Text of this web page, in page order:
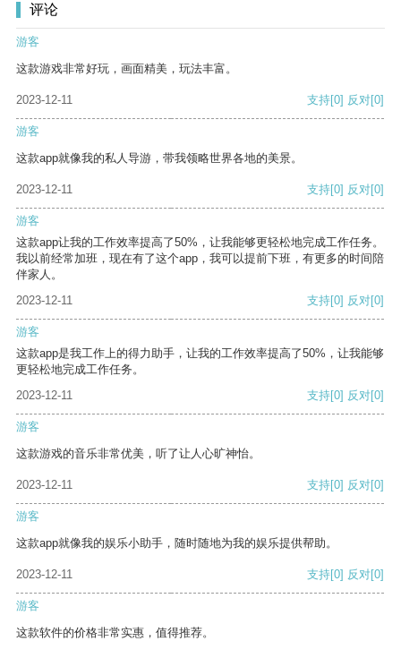
评论
游客
这款游戏非常好玩，画面精美，玩法丰富。
2023-12-11 支持[0] 反对[0]
游客
这款app就像我的私人导游，带我领略世界各地的美景。
2023-12-11 支持[0] 反对[0]
游客
这款app让我的工作效率提高了50%，让我能够更轻松地完成工作任务。
我以前经常加班，现在有了这个app，我可以提前下班，有更多的时间陪
伴家人。
2023-12-11
支持[0] 反对[0]
游客
这款app是我工作上的得力助手，让我的工作效率提高了50%，让我能够
更轻松地完成工作任务。
2023-12-11
支持[0] 反对[0]
游客
这款游戏的音乐非常优美，听了让人心旷神怡。
2023-12-11 支持[0] 反对[0]
游客
这款app就像我的娱乐小助手，随时随地为我的娱乐提供帮助。
2023-12-11 支持[0] 反对[0]
游客
这款软件的价格非常实惠，值得推荐。